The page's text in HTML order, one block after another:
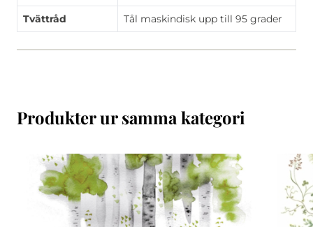
Tvättråd Tål maskindisk upp till 95 grader
Produkter ur samma kategori